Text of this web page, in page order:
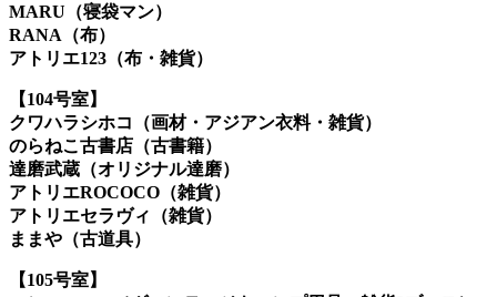
MARU（寝袋マン）
RANA（布）
アトリエ123（布・雑貨）
【104号室】
クワハラシホコ（画材・アジアン衣料・雑貨）
のらねこ古書店（古書籍）
達磨武蔵（オリジナル達磨）
アトリエROCOCO（雑貨）
アトリエセラヴィ（雑貨）
ままや（古道具）
【105号室】